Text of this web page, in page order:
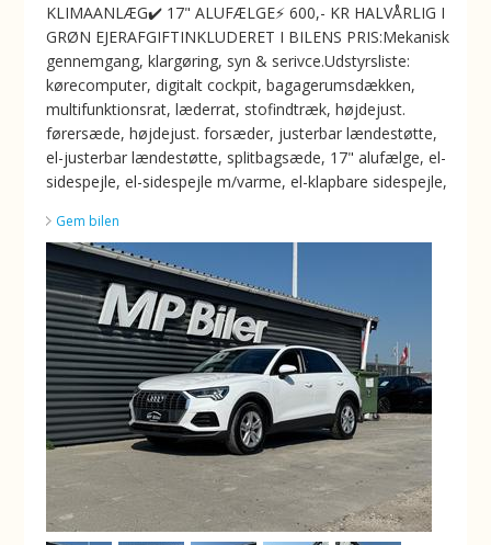
KLIMAANLÆG✔️ 17" ALUFÆLGE⚡️ 600,- KR HALVÅRLIG I
GRØN EJERAFGIFTINKLUDERET I BILENS PRIS:Mekanisk
gennemgang, klargøring, syn & serivce.Udstyrsliste:
kørecomputer, digitalt cockpit, bagagerumsdækken,
multifunktionsrat, læderrat, stofindtræk, højdejust.
førersæde, højdejust. forsæder, justerbar lændestøtte,
el-justerbar lændestøtte, splitbagsæde, 17" alufælge, el-
sidespejle, el-sidespejle m/varme, el-klapbare sidespejle,
Gem bilen